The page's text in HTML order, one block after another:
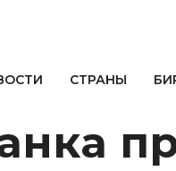
СТРАНЫ